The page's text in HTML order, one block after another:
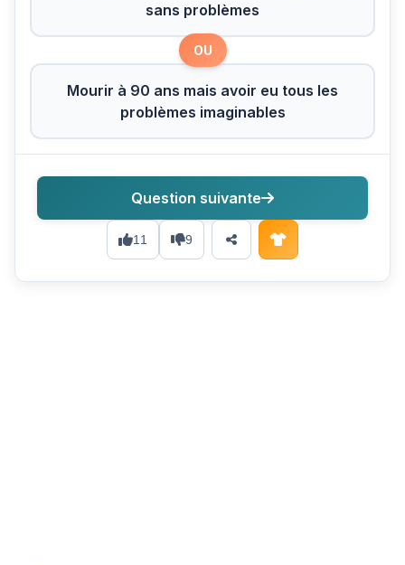
sans problèmes
OU
Mourir à 90 ans mais avoir eu tous les
problèmes imaginables
11 9
Question suivante